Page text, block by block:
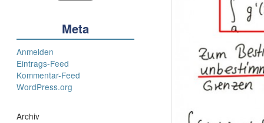
Meta
Anmelden
Eintrags-Feed
Kommentar-Feed
WordPress.org
Archiv